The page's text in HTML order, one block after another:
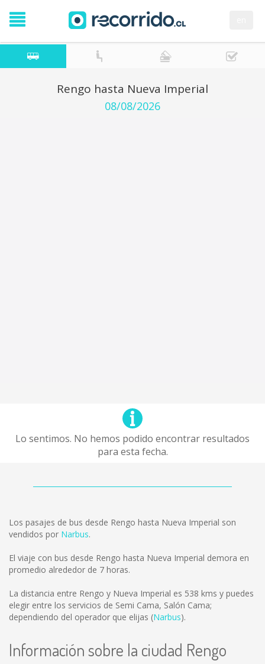
Rengo hasta Nueva Imperial
08/08/2026
Lo sentimos. No hemos podido encontrar resultados
para esta fecha.
Los pasajes de bus desde Rengo hasta Nueva Imperial son
vendidos por Narbus.
El viaje con bus desde Rengo hasta Nueva Imperial demora en
promedio alrededor de 7 horas.
La distancia entre Rengo y Nueva Imperial es 538 kms y puedes
elegir entre los servicios de Semi Cama, Salón Cama;
dependiendo del operador que elijas (Narbus).
Información sobre la ciudad Rengo